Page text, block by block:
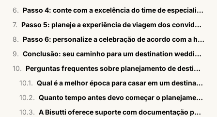
Passo 4: conte com a excelência do time de especialistas Bisutti
Passo 5: planeje a experiência de viagem dos convidados
Passo 6: personalize a celebração de acordo com a história do casal
Conclusão: seu caminho para um destination wedding bem planejado em 2026
Perguntas frequentes sobre planejamento de destination wedding (FAQ)
Qual é a melhor época para casar em um destination wedding no Brasil ou em Punta Cana?
Quanto tempo antes devo começar o planejamento do meu destination wedding?
A Bisutti oferece suporte com documentação para casamentos internacionais?